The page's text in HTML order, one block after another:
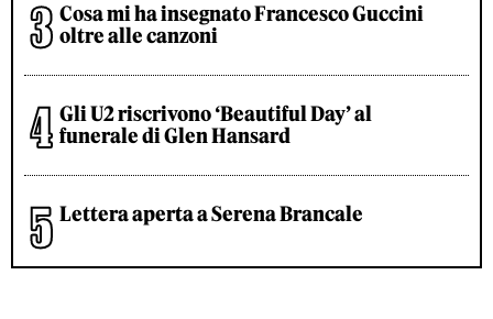
Cosa mi ha insegnato Francesco Guccini
oltre alle canzoni
Gli U2 riscrivono ‘Beautiful Day’ al
funerale di Glen Hansard
Lettera aperta a Serena Brancale